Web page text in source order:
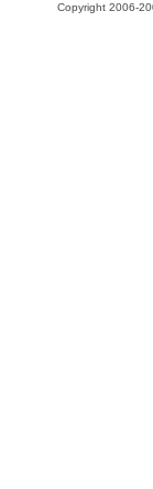
Copyright 2006-